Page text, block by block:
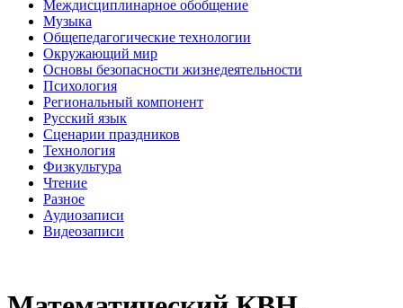
Междисциплинарное обобщение
Музыка
Общепедагогические технологии
Окружающий мир
Основы безопасности жизнедеятельности
Психология
Региональный компонент
Русский язык
Сценарии праздников
Технология
Физкультура
Чтение
Разное
Аудиозаписи
Видеозаписи